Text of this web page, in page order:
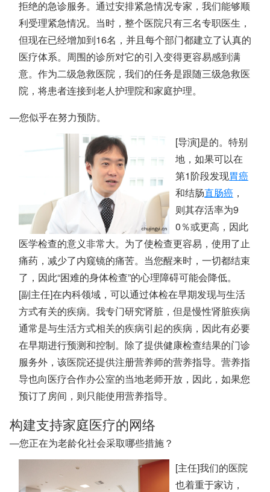
拒绝的急诊服务。通过安排紧急情况专家，我们能够顺
利受理紧急情况。当时，整个医院只有三名专职医生，
但现在已经增加到16名，并且每个部门都建立了认真的
医疗体系。周围的诊所对它的引入变得更容易感到满
意。作为二级急救医院，我们的任务是跟随三级急救医
院，将患者连接到老人护理院和家庭护理。
―您似乎在努力预防。
[导演]是的。特别
地，如果可以在
第1阶段发现胃癌
和结肠直肠癌 ，
则其存活率为9
0％或更高，因此
医学检查的意义非常大。为了使检查更容易，使用了止
痛药，减少了内窥镜的痛苦。当您醒来时，一切都结束
了，因此“困难的身体检查”的心理障碍可能会降低。
[副主任]在内科领域，可以通过体检在早期发现与生活
方式有关的疾病。我专门研究肾脏，但是慢性肾脏疾病
通常是与生活方式相关的疾病引起的疾病，因此有必要
在早期进行预测和控制。除了提供健康检查结果的门诊
服务外，该医院还提供注册营养师的营养指导。营养指
导也向医疗合作办公室的当地老师开放，因此，如果您
预订了房间，则只能使用营养指导。
构建支持家庭医疗的网络
―您正在为老龄化社会采取哪些措施？
[主任]我们的医院
也着重于家访，